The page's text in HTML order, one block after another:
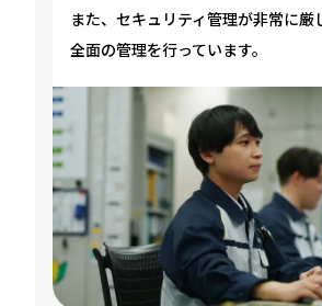
また、セキュリティ管理が非常に厳
全面の管理を行っています。